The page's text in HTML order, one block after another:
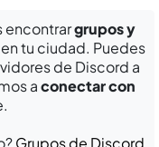
encontrargrupos y
tu ciudad. Puedes
de Discord a
aconectar con